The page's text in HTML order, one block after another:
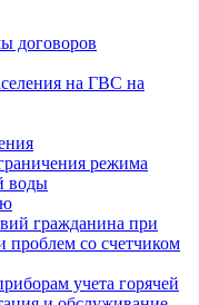
договоров
на ГВС на
режима
воды
гражданина при
проблем со счетчиком
учета горячей